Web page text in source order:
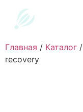
Главная / Каталог /
recovery